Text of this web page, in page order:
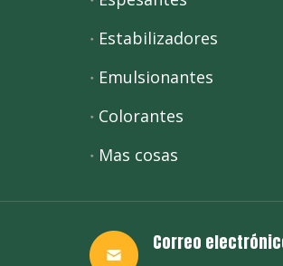
Estabilizadores
Emulsionantes
Colorantes
Mas cosas
Correo